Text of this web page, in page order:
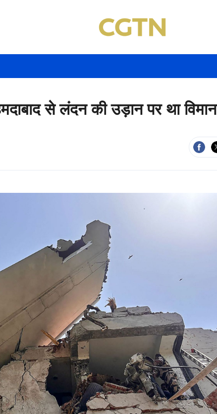
से लंदन की उड़ान पर था विमान